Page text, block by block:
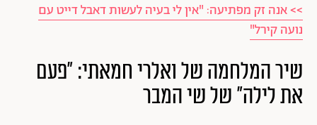
>> אנה זק מפתיעה: "אין לי בעיה לעשות דאבל דייט עם
נועה קירל"
שיר המלחמה של ואלרי חמאתי: "פעם
את לילה" של שי המבר